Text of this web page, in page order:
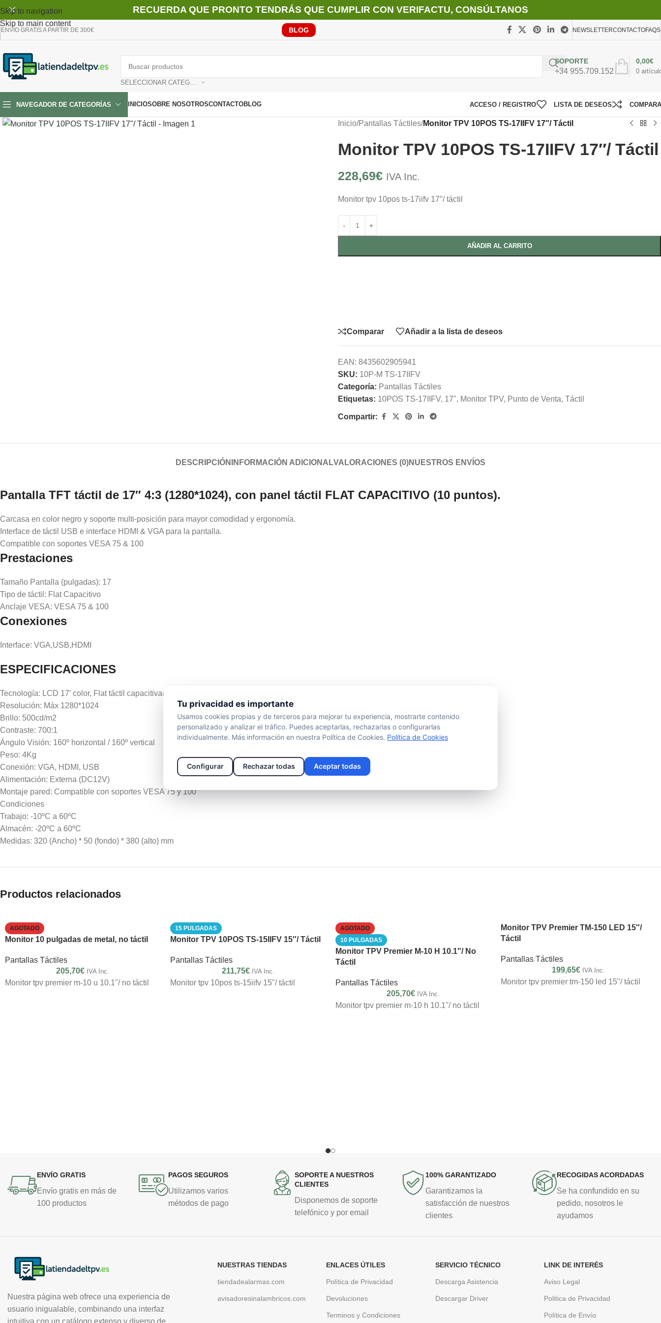
Skip to navigation
Skip to main content
RECUERDA QUE PRONTO TENDRÁS QUE CUMPLIR CON VERIFACTU, CONSÚLTANOS
ENVÍO GRATIS A PARTIR DE 300€ BLOG NEWSLETTERCONTACTOFAQS
SOPORTE
+34 955.709.152 0
0,00€
NAVEGADOR DE CATEGORÍAS INICIOSOBRE NOSOTROSCONTACTOBLOG ACCESO / REGISTRO LISTA DE DESEOS
Inicio/Pantallas Táctiles/Monitor TPV 10POS TS-17IIFV 17″/ Táctil
Monitor TPV 10POS TS-17IIFV 17″/ Táctil
228,69€ IVA Inc.
Monitor tpv 10pos ts-17iifv 17″/ táctil
AÑADIR AL CARRITO
Comparar Añadir a la lista de deseos
EAN: 8435602905941
SKU: 10P-M TS-17IIFV
Categoría: Pantallas Táctiles
Etiquetas: 10POS TS-17IIFV, 17", Monitor TPV, Punto de Venta, Táctil
Compartir:
DESCRIPCIÓN INFORMACIÓN ADICIONALVALORACIONES (0)NUESTROS ENVÍOS
Pantalla TFT táctil de 17″ 4:3 (1280*1024), con panel táctil FLAT CAPACITIVO (10 puntos).
Carcasa en color negro y soporte multi-posición para mayor comodidad y ergonomía.
Interface de táctil USB e interface HDMI & VGA para la pantalla.
Compatible con soportes VESA 75 & 100
Prestaciones
Tamaño Pantalla (pulgadas): 17
Tipo de táctil: Flat Capacitivo
Anclaje VESA: VESA 75 & 100
Conexiones
Interface: VGA,USB,HDMI
ESPECIFICACIONES
Tecnología: LCD 17′ color, Flat táctil capacitiva(10 puntos)
Resolución: Máx 1280*1024
Brillo: 500cd/m2
Contraste: 700:1
Ángulo Visión: 160º horizontal / 160º vertical
Peso: 4Kg
Conexión: VGA, HDMI, USB
Alimentación: Externa (DC12V)
Montaje pared: Compatible con soportes VESA 75 y 100
Condiciones
Trabajo: -10ºC a 60ºC
Almacén: -20ºC a 60ºC
Medidas: 320 (Ancho) * 50 (fondo) * 380 (alto) mm
Productos relacionados
AGOTADO
Monitor 10 pulgadas de metal, no táctil
Pantallas Táctiles
205,70€ IVA Inc.
Monitor tpv premier m-10 u 10.1"/ no táctil
15 PULGADAS
Monitor TPV 10POS TS-15IIFV 15″/ Táctil
Pantallas Táctiles
211,75€ IVA Inc.
Monitor tpv 10pos ts-15iifv 15"/ táctil
AGOTADO
10 PULGADAS
Monitor TPV Premier M-10 H 10.1″/ No
Táctil
Pantallas Táctiles
205,70€ IVA Inc.
Monitor tpv premier m-10 h 10.1"/ no táctil
Monitor TPV Premier TM-150 LED 15″/
Táctil
Pantallas Táctiles
199,65€ IVA Inc.
Monitor tpv premier tm-150 led 15"/ táctil
ENVÍO GRATIS
Envío gratis en más de
100 productos
PAGOS SEGUROS
Utilizamos varios
métodos de pago
SOPORTE A NUESTROS
CLIENTES
Disponemos de soporte
telefónico y por email
100% GARANTIZADO
Garantizamos la
satisfacción de nuestros
clientes
RECOGIDAS ACORDADAS
Se ha confundido en su
pedido, nosotros le
ayudamos
Nuestra página web ofrece una experiencia de
usuario inigualable, combinando una interfaz
NUESTRAS TIENDAS
tiendadealarmas.com
avisadoresinalambricos.com
ENLACES ÚTILES
Política de Privacidad
Devoluciones
Terminos y Condiciones
SERVICIO TÉCNICO
Descarga Asistencia
Descargar Driver
LINK DE INTERÉS
Aviso Legal
Politica de Privacidad
Política de Envío
Tu privacidad es importante
Usamos cookies propias y de terceros para mejorar tu experiencia, mostrarte contenido
personalizado y analizar el tráfico. Puedes aceptarlas, rechazarlas o configurarlas
individualmente. Más información en nuestra Política de Cookies. Política de Cookies
Configurar Rechazar todas Aceptar todas